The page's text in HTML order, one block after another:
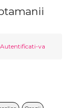
Autentificati-va